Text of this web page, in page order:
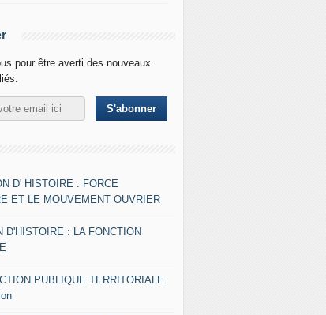
pour être averti des nouveaux
D' HISTOIRE : FORCE
ET LE MOUVEMENT OUVRIER
D'HISTOIRE : LA FONCTION
PUBLIQUE TERRITORIALE